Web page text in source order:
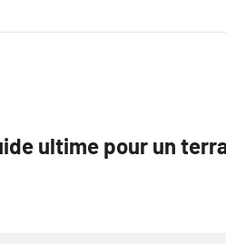
ultime pour un